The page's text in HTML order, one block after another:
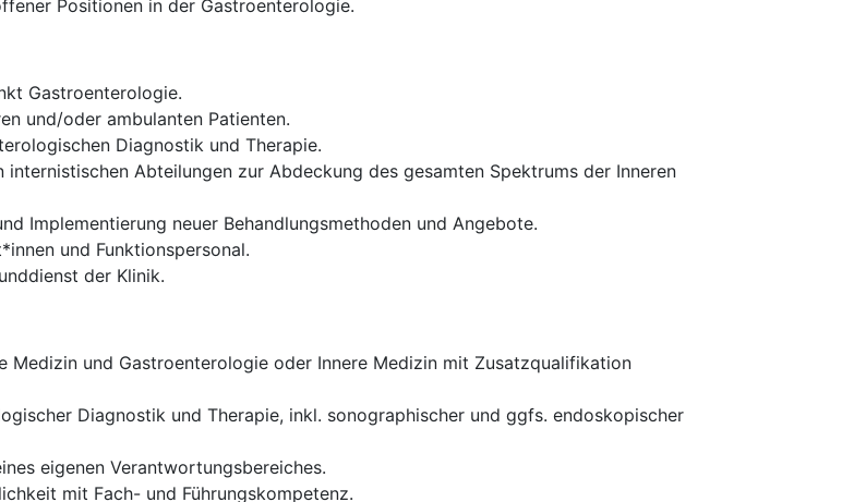
Positionen in der Gastroenterologie.
Gastroenterologie.
und/oder ambulanten Patienten.
Diagnostik und Therapie.
Abteilungen zur Abdeckung des gesamten Spektrums der Inneren
Implementierung neuer Behandlungsmethoden und Angebote.
und Funktionspersonal.
der Klinik.
Medizin und Gastroenterologie oder Innere Medizin mit Zusatzqualifikation
Diagnostik und Therapie, inkl. sonographischer und ggfs. endoskopischer
eigenen Verantwortungsbereiches.
mit Fach- und Führungskompetenz.